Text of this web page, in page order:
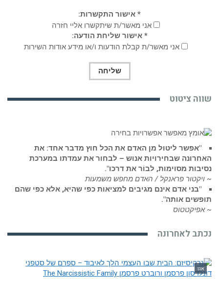
* אישור התקשרות:
אני מאשר/ת שיתקשרו אליי חזרה
* אישור שליחת הודעה:
אני מאשר/ת קבלת הודעות ו/או מידע אודות השירות
ציטוט
"אפשר ליטול מן האדם את הכל חוץ מדבר אחד: את
שבחירויות אנוש – לבחור את עמדתו במערכת
מסוימות, לבוֹר את דרכו".
פראנקל / האדם מחפש משמעות
"בני אדם אינם מגיבים למציאות כפי שהיא, אלא כפי שהם
אותה".
לאחרונה